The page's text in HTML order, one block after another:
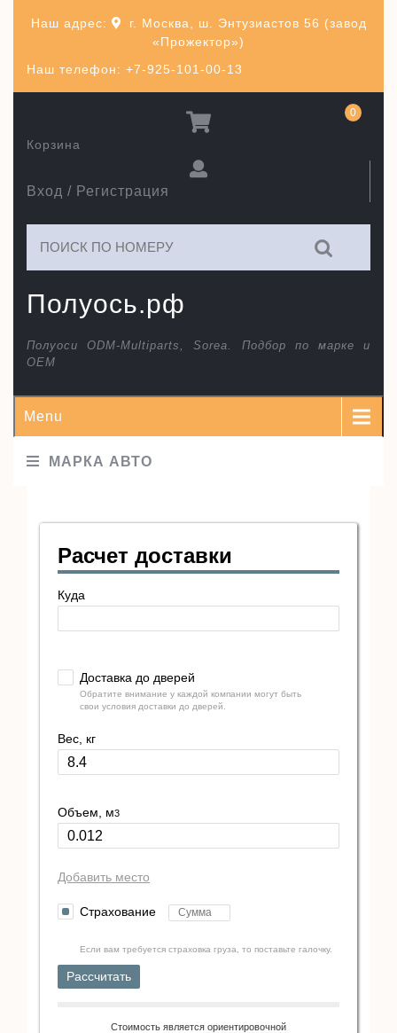
Наш телефон: +7-925-101-00-13
Наш адрес:
г. Москва, ш. Энтузиастов 56 (завод
«Прожектор»)
Полуось.рф
Полуоси ODM-Multiparts, Sorea. Подбор по марке и
ОЕМ
Вход / Регистрация
Корзина
0
Menu
МАРКА АВТО
Расчет доставки
Куда
Доставка до дверей
Обратите внимание у каждой компании могут быть
свои условия доставки до дверей.
Вес, кг
Объем, м3
Добавить место
Страхование
Если вам требуется страховка груза, то поставьте галочку.
Рассчитать
Стоимость является ориентировочной